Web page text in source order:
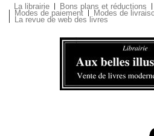
La librairie Bons plans et réductions
Modes de paiement Modes de
La revue de web des livres